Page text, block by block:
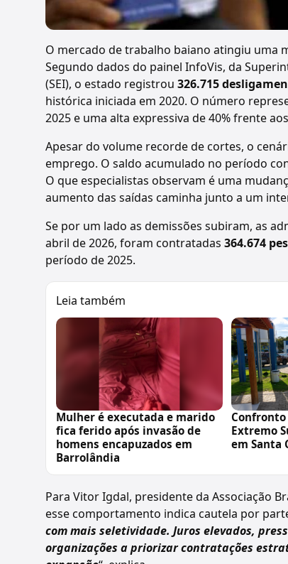
O mercado de trabalho baiano atingiu uma
Segundo dados do painel InfoVis, da
(SEI), o estado registrou 326.715
histórica iniciada em 2020. O número
2025 e uma alta expressiva de 40% frente
Apesar do volume recorde de cortes, o
emprego. O saldo acumulado no período
O que especialistas observam é uma
aumento das saídas caminha junto a um
Se por um lado as demissões subiram, as
abril de 2026, foram contratadas 364.674
período de 2025.
Leia também
Mulher é executada e marido
fica ferido após invasão de
homens encapuzados em
Barrolândia
Confronto
Extremo
em Santa
Para Vitor Igdal, presidente da Associação
esse comportamento indica cautela por
com mais seletividade. Juros elevados,
organizações a priorizar contratações